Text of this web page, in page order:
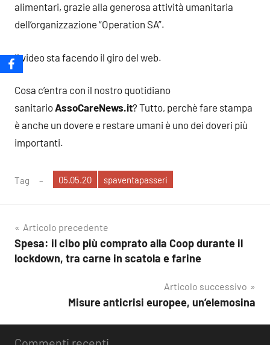
alimentari, grazie alla generosa attività umanitaria
dell’organizzazione “Operation SA”.
Il video sta facendo il giro del web.
Cosa c’entra con il nostro quotidiano
sanitarioAssoCareNews.it? Tutto, perchè fare stampa
è anche un dovere e restare umani è uno dei doveri più
importanti.
Tag 05.05.20 spaventapasseri
Navigazione
articoli
Articolo precedente
Spesa: il cibo più comprato alla Coop durante il
lockdown, tra carne in scatola e farine
Articolo successivo
Misure anticrisi europee, un’elemosina